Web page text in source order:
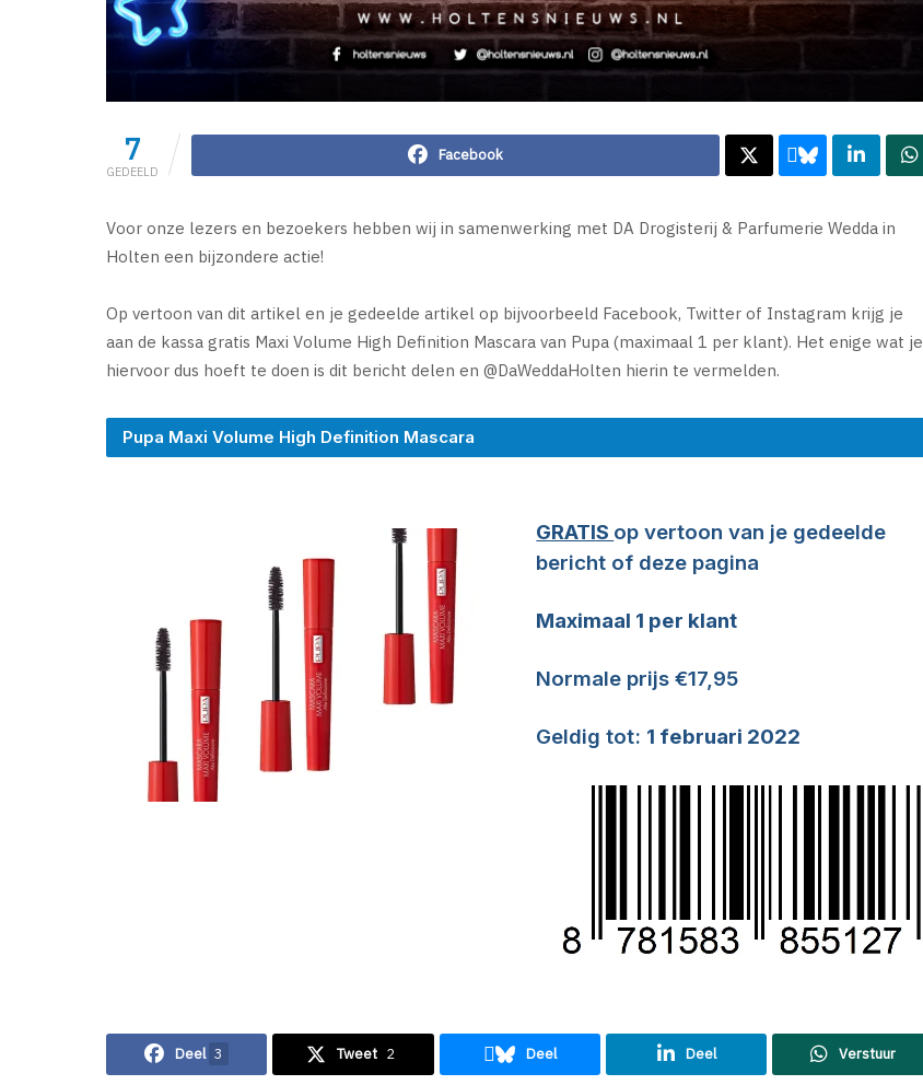
7
GEDEELD
Facebook
Voor onze lezers en bezoekers hebben wij in samenwerking met DA Drogisterij & Parfumerie Wedda in
Holten een bijzondere actie!
Op vertoon van dit artikel en je gedeelde artikel op bijvoorbeeld Facebook, Twitter of Instagram krijg je
aan de kassa gratis Maxi Volume High Definition Mascara van Pupa (maximaal 1 per klant). Het enige wat je
hiervoor dus hoeft te doen is dit bericht delen en @DaWeddaHolten hierin te vermelden.
Pupa Maxi Volume High Definition Mascara
GRATIS op vertoon van je gedeelde
bericht of deze pagina
Maximaal 1 per klant
Normale prijs €17,95
Geldig tot: 1 februari 2022
Deel 3 Tweet 2 Deel Deel Verstuur